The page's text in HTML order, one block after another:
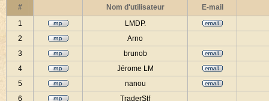
# Nom d'utilisateur
E-mail
1
LMDP.
2
Arno
3
brunob
4
Jérome LM
5
nanou
6
TraderStf